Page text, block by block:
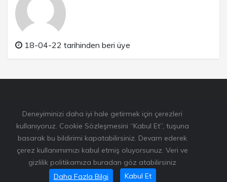
Deneyiminizi daha iyi hale getirmek için çerezleri
kullanıyoruz. Cookie Sözleşmesini “Kabul Et”, tuşuna
basarak bu bildirimi kapatabilirsiniz. Devam ederek
çerez kullanımımızı kabul etmiş oluyorsunuz. Veri ve
gizlilik politikamıza buradan göz atabilirsiniz
Daha Fazla Bilgi
Kabul Et
18-04-22 tarihinden beri üye
Bu sitede kullanılan resimlerden bazılarıwww.unsplash.com